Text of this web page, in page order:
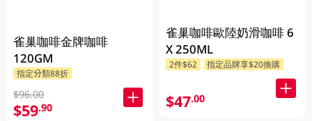
雀巢咖啡金牌咖啡
120GM
指定分類88折
$96.00
$59.90
雀巢咖啡歐陸奶滑咖啡 6
X 250ML
2件$62 指定品牌享$20換購
$47.00